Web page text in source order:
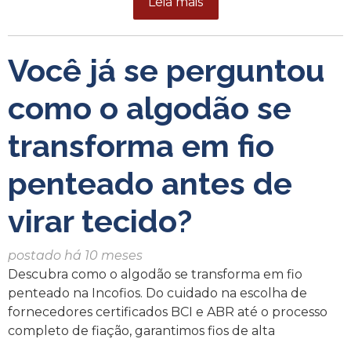
Você já se perguntou
como o algodão se
transforma em fio
penteado antes de
virar tecido?
postado há 10 meses
Descubra como o algodão se transforma em fio
penteado na Incofios. Do cuidado na escolha de
fornecedores certificados BCI e ABR até o processo
completo de fiação, garantimos fios de alta